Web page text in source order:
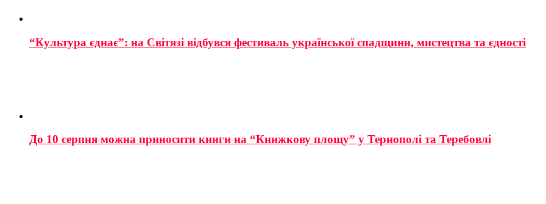
“Культура єднає”: на Світязі відбувся фестиваль української спадщини, мистецтва та єдності
До 10 серпня можна приносити книги на “Книжкову площу” у Тернополі та Теребовлі